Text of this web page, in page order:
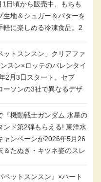
日頃から販売中、もちも
生地＆シュガー＆バターを
軽に楽しめる冷凍食品。2
ットスンスン」クリアファ
スン×ロッテのバレンタイ
2月3日スタート。セブ
ーソンの3社で異なるデザ
『機動戦士ガンダム 水星の
ンド第2弾もらえる! 東洋水
ャンペーンが2026年5月26
＆たぬき・キツネ姿のスレ
クが全6種のクリアスタ
ペットスンスン』×ハート